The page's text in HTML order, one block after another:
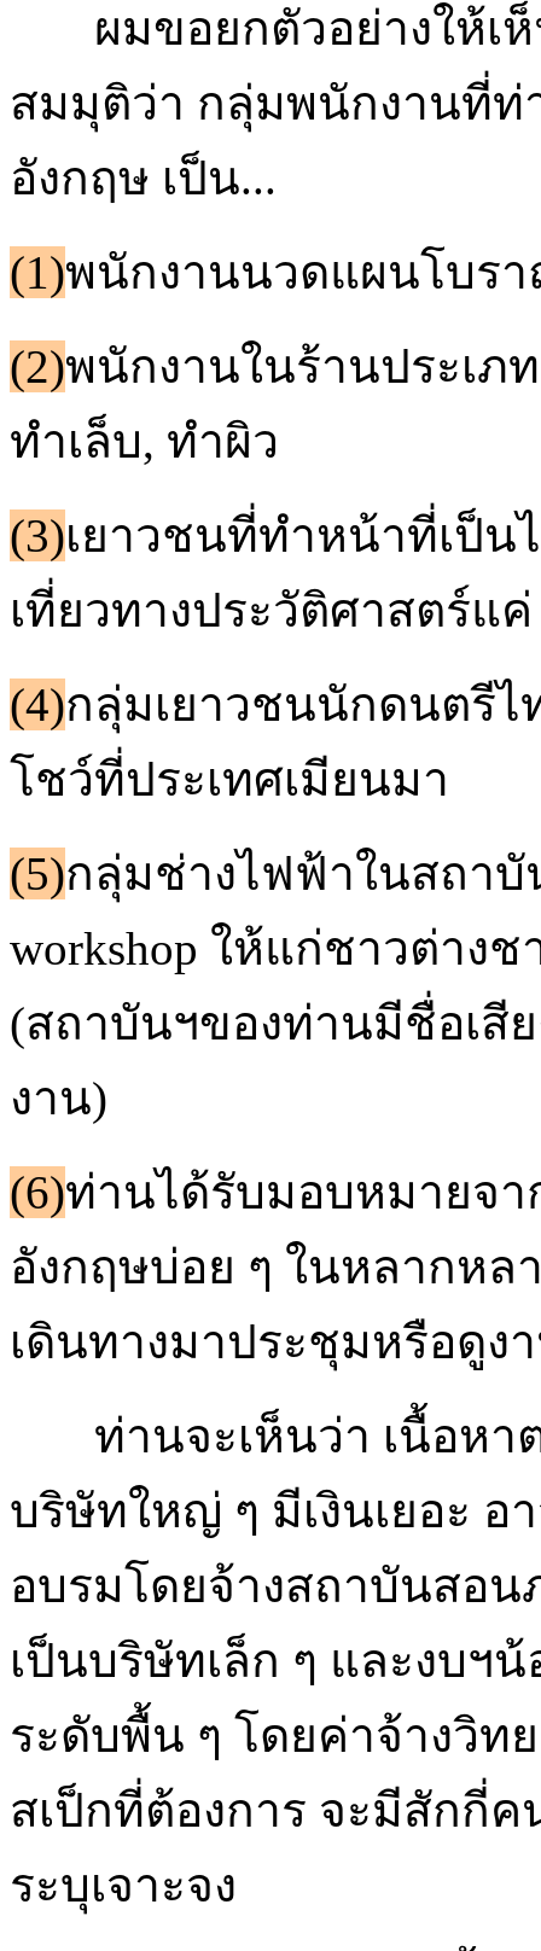
ผมขอยกตัวอย่างให้เห็
สมมุติว่า กลุ่มพนักงานที่ท่
อังกฤษ เป็น...
(1)พนักงานนวดแผนโบร
(2)พนักงานในร้านประเภ
ทำเล็บ, ทำผิว
(3)เยาวชนที่ทำหน้าที่เป็
เที่ยวทางประวัติศาสตร์แ
(4)กลุ่มเยาวชนนักดนตรีไ
โชว์ที่ประเทศเมียนมา
(5)กลุ่มช่างไฟฟ้าในสถา
workshop ให้แก่ชาวต่างช
(สถาบันฯของท่านมีชื่อเสี
งาน)
(6)ท่านได้รับมอบหมายจ
อังกฤษบ่อย ๆ ในหลากห
เดินทางมาประชุมหรือดู
ท่านจะเห็นว่า เนื้อหาต
บริษัทใหญ่ ๆ มีเงินเยอะ
อบรมโดยจ้างสถาบันสอ
เป็นบริษัทเล็ก ๆ และงบฯ
ระดับพื้น ๆ โดยค่าจ้างวิท
สเป็กที่ต้องการ จะมีสักกี่
ระบุเจาะจง